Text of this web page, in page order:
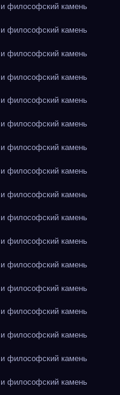
философский камень
философский камень
философский камень
философский камень
философский камень
философский камень
философский камень
философский камень
философский камень
философский камень
философский камень
философский камень
философский камень
философский камень
философский камень
философский камень
философский камень